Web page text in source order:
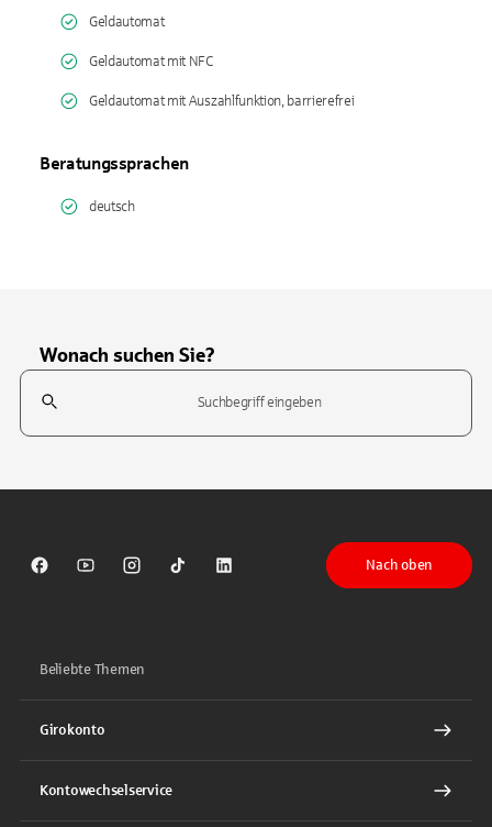
Geldautomat
Geldautomat mit NFC
Geldautomat mit Auszahlfunktion, barrierefrei
Beratungssprachen
deutsch
Wonach suchen Sie?
Suchfeld
Sparkasse auf Facebook
Sparkasse auf Youtube
Sparkasse auf Instagram
Sparkasse auf TikTok
Sparkasse auf LinkedIn
Nach oben
Beliebte Themen
Girokonto
Kontowechselservice